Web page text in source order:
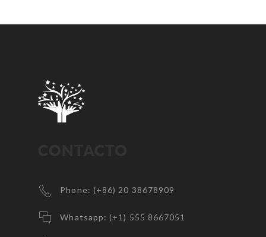
Phone: (+86) 20 38678909
Whatsapp: (+1) 555 8667051